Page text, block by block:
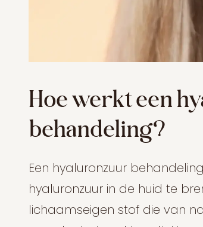
Hoe werkt een
behandeling?
Een hyaluronzuur
hyaluronzuur in de huid te
lichaamseigen stof die van